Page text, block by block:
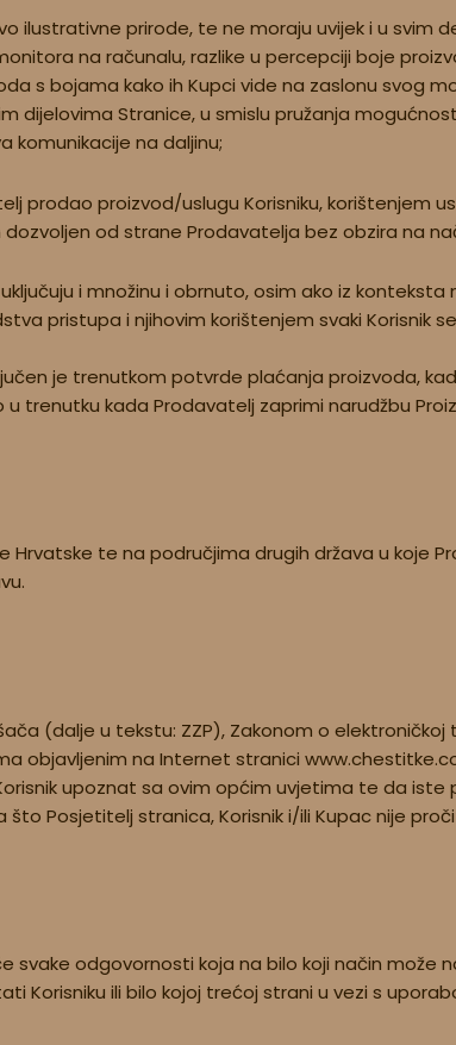
ilustrativne prirode, te ne moraju uvijek i u svim
na računalu, razlike u percepciji boje
s bojama kako ih Kupci vide na zaslonu svog
dijelovima Stranice, u smislu pružanja
komunikacije na daljinu;
prodao proizvod/uslugu Korisniku, korištenjem
od strane Prodavatelja bez obzira na
i množinu i obrnuto, osim ako iz konteksta
pristupa i njihovim korištenjem svaki Korisnik
je trenutkom potvrde plaćanja proizvoda,
trenutku kada Prodavatelj zaprimi narudžbu
Hrvatske te na područjima drugih država u koje
(dalje u tekstu: ZZP), Zakonom o elektroničkoj
objavljenim na Internet stranici
upoznat sa ovim općim uvjetima te da
Posjetitelj stranica, Korisnik i/ili Kupac nije
svake odgovornosti koja na bilo koji način
Korisniku ili bilo kojoj trećoj strani u vezi s